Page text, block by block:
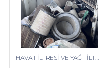
HAVA FİLTRESİ VE YAĞ FİLTRESİ